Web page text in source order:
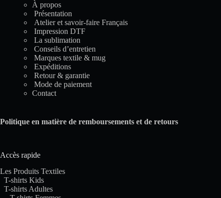
À propos
Présentation
Atelier et savoir-faire Français
Impression DTF
La sublimation
Conseils d’entretien
Marques textile & mug
Expéditions
Retour & garantie
Mode de paiement
Contact
Politique en matière de remboursements et de retours
Accès rapide
Les Produits Textiles
T-shirts Kids
T-shirts Adultes